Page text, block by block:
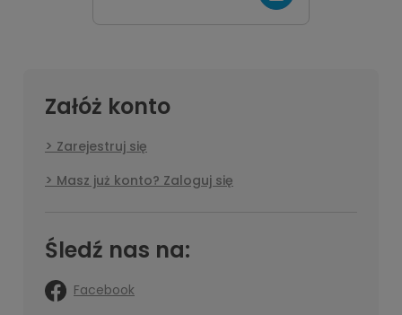
Załóż konto
Zarejestruj się
Masz już konto? Zaloguj się
Śledź nas na:
Facebook